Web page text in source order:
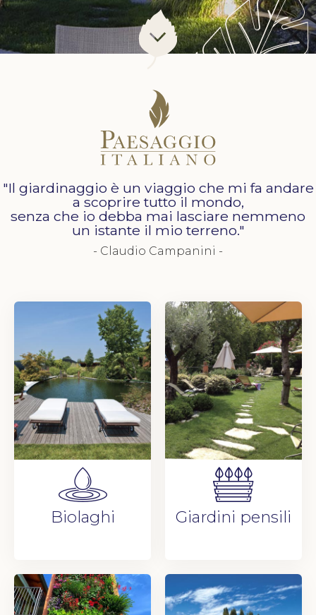
"Il giardinaggio è un viaggio che mi fa andare
a scoprire tutto il mondo,
senza che io debba mai lasciare nemmeno
un istante il mio terreno."
- Claudio Campanini -
Biolaghi Giardini pensili